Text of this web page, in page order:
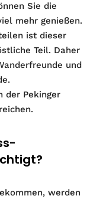
Sie die
mehr genießen.
ist dieser
Teil. Daher
und
der Pekinger
werden